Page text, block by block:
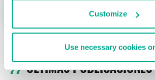
Customize
Use necessary cookies
ÚLTIMAS PUBLICACIONES